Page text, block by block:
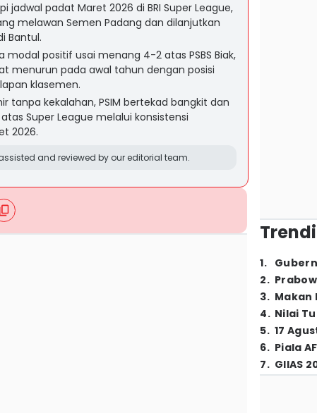
jadwal padat Maret 2026 di BRI Super League,
melawan Semen Padang dan dilanjutkan
Bantul.
positif usai menang 4-2 atas PSBS Biak,
menurun pada awal tahun dengan posisi
klasemen.
tanpa kekalahan, PSIM bertekad bangkit dan
Super League melalui konsistensi
2026.
and reviewed by our editorial team.
1.
2.
3. Makan
4. Nilai
5. 17
6. Piala
7. GIIAS